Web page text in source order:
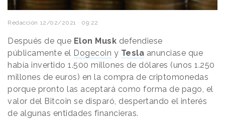
Redacción 12/02/2021 · 09:22
Después de que Elon Musk defendiese
públicamente el Dogecoin y Tesla anunciase que
había invertido 1.500 millones de dólares (unos 1.250
millones de euros) en la compra de criptomonedas
porque pronto las aceptará como forma de pago, el
valor del Bitcoin se disparó, despertando el interés
de algunas entidades financieras.